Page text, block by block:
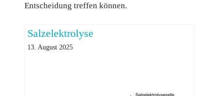
Entscheidung treffen können.
Salzelektrolyse
13. August 2025